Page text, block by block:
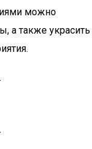
можно
а также украсить